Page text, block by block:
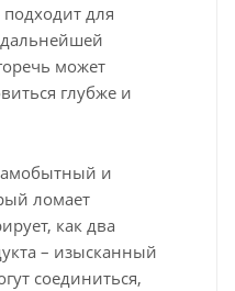
для
может
глубже и
и
ломает
как два
– изысканный
соединиться,